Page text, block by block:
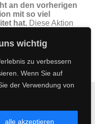
wichtig
zu verbessern
Wenn Sie auf
der Verwendung von
alle akzeptieren
an den vorherigen
mit so viel
hat. Diese Aktion
Copyright 2025